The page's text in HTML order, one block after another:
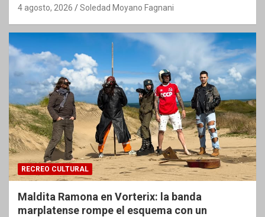
4 agosto, 2026 Soledad Moyano Fagnani
RECREO CULTURAL
Maldita Ramona en Vorterix: la banda
marplatense rompe el esquema con un